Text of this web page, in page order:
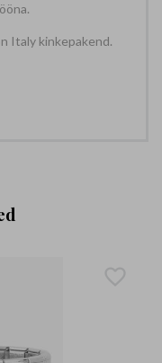
Italy kinkepakend.